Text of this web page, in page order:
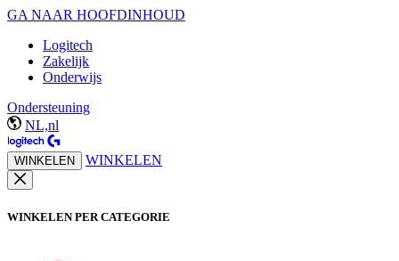
GA NAAR HOOFDINHOUD
Logitech
Zakelijk
Onderwijs
Ondersteuning
NL,nl
WINKELEN WINKELEN
WINKELEN PER CATEGORIE